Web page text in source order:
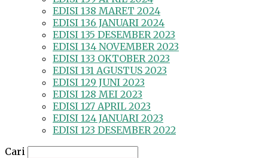
EDISI 138 MARET 2024
EDISI 136 JANUARI 2024
EDISI 135 DESEMBER 2023
EDISI 134 NOVEMBER 2023
EDISI 133 OKTOBER 2023
EDISI 131 AGUSTUS 2023
EDISI 129 JUNI 2023
EDISI 128 MEI 2023
EDISI 127 APRIL 2023
EDISI 124 JANUARI 2023
EDISI 123 DESEMBER 2022
Cari